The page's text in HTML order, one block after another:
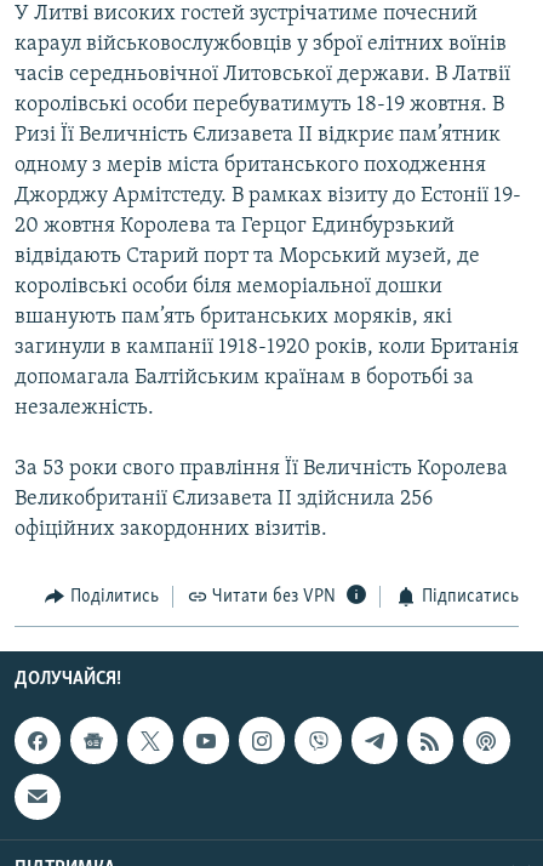
УКР
КТАТ
ДОЛУЧАЙСЯ!
Усі сайти RFE/RL
У Литві високих гостей зустрічатиме почесний
караул військовослужбовців у зброї елітних воїнів
часів середньовічної Литовської держави. В Латвії
королівські особи перебуватимуть 18-19 жовтня. В
Ризі Її Величність Єлизавета ІІ відкриє пам’ятник
одному з мерів міста британського походження
Джорджу Армітстеду. В рамках візиту до Естонії 19-
20 жовтня Королева та Герцог Единбурзький
відвідають Старий порт та Морський музей, де
королівські особи біля меморіальної дошки
вшанують пам’ять британських моряків, які
загинули в кампанії 1918-1920 років, коли Британія
допомагала Балтійським країнам в боротьбі за
незалежність.
За 53 роки свого правління Її Величність Королева
Великобританії Єлизавета ІІ здійснила 256
офіційних закордонних візитів.
Поділитись Читати без VPN Підписатись
ДОЛУЧАЙСЯ!